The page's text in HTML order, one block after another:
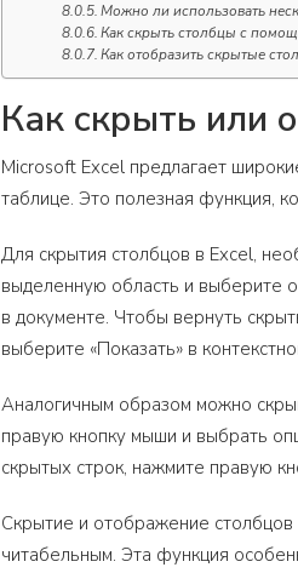
Можно ли использовать
Как скрыть столбцы с
Как отобразить скрытые
Как скрыть или
Microsoft Excel предлагает
таблице. Это полезная функция,
Для скрытия столбцов в Excel,
выделенную область и выберите
в документе. Чтобы вернуть
выберите «Показать» в
Аналогичным образом можно
правую кнопку мыши и выбрать
скрытых строк, нажмите правую
Скрытие и отображение
читабельным. Эта функция